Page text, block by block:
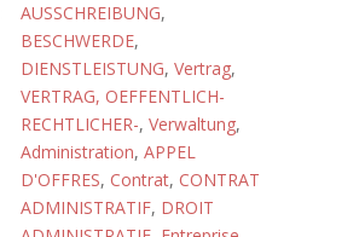
AUSSCHREIBUNG,
BESCHWERDE,
DIENSTLEISTUNG, Vertrag,
VERTRAG, OEFFENTLICH-
RECHTLICHER-, Verwaltung,
Administration, APPEL
D'OFFRES, Contrat, CONTRAT
ADMINISTRATIF, DROIT